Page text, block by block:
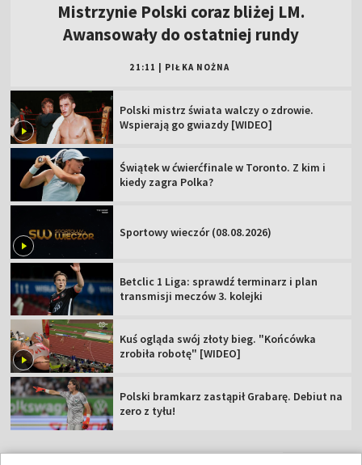
Mistrzynie Polski coraz bliżej LM.
Awansowały do ostatniej rundy
21:11 PIŁKA NOŻNA
Polski mistrz świata walczy o zdrowie.
Wspierają go gwiazdy [WIDEO]
Świątek w ćwierćfinale w Toronto. Z kim i
kiedy zagra Polka?
Sportowy wieczór (08.08.2026)
Betclic 1 Liga: sprawdź terminarz i plan
transmisji meczów 3. kolejki
Kuś ogląda swój złoty bieg. "Końcówka
zrobiła robotę" [WIDEO]
Polski bramkarz zastąpił Grabarę. Debiut na
zero z tyłu!